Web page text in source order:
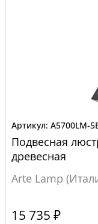
A5700LM-
Подвесная
древесная
Arte Lamp
15 735 ₽